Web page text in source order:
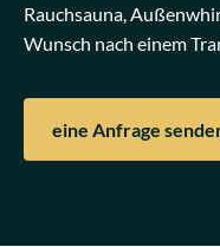
Rauchsauna,
Wunsch nach einem
eine Anfrage